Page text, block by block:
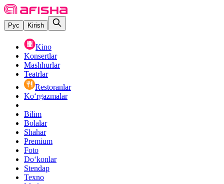
Рус Kirish
Kino
Konsertlar
Mashhurlar
Teatrlar
Restoranlar
Ko‘rgazmalar
Bilim
Bolalar
Shahar
Premium
Foto
Do‘konlar
Stendap
Texno